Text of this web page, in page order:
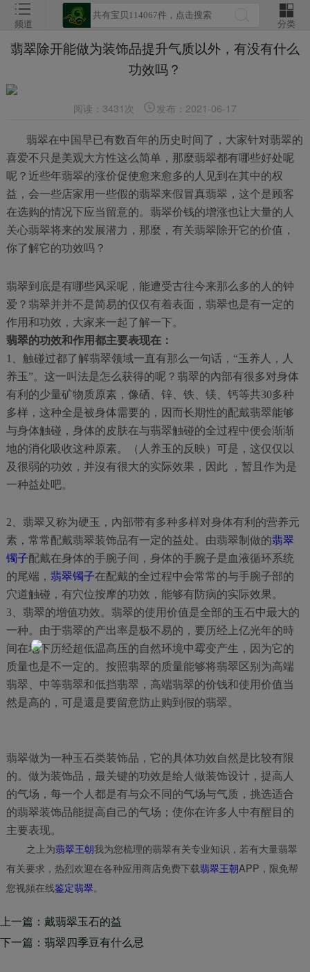
频道 分类
翡翠除开能做为装饰品提升气质以外，有没有什么
功效吗？
阅读：3431次 发布：2021-06-17
翡翠在中国早已有数百年的历史时间了，大家针对翡翠的
喜爱不只是美观大方性这么简单，那麼翡翠都有哪些好处呢
呢？近些年翡翠的涨价促使愈来愈多的人见到在其中的权
益，会一些店家用一些假的翡翠来假冒真翡翠，这个是顾客
在选购的情况下应当留意的。翡翠价钱的增涨也让大量的人
关心翡翠将来的发展潜力，那麼，有关翡翠除开它的价值，
你了解它的功效吗？
翡翠到底是有哪些风采呢，能遭受古往今来那么多的人的钟
爱？翡翠并并不是简易的仅仅有着表面，翡翠也是有一定的
作用和功效，大家来一起了解一下。
翡翠的功效和作用都主要表现在：
1、触碰过都了解翡翠领域一直有那么一句话，“玉养人，人
养玉”。这一叫法是怎么获得的呢？翡翠的內部有很多对身体
有利的少量矿物质原素，像硒、锌、铁、镁、钙等共30多种
多样，这种全是被身体需要的，因而长期性的配戴翡翠能够
与身体触碰，身体的皮肤在与翡翠触碰的全过程中便会渐渐
地的消化吸收这种原素。（人养玉的反映）可是，这仅仅以
及很弱的功效，并沒有很大的实际效果，因此 ，暂且作为是
一种益处吧。
2、翡翠又称为硬玉，內部带有多种多样对身体有利的营养元
素，常常配戴翡翠装饰品有一定的益处。由翡翠制做的翡翠
镯子配戴在身体的手腕子间，身体的手腕子是血液循环系统
的尾端， 翡翠镯子在配戴的全过程中会常常的与手腕子部的
穴道触碰，有穴位按摩的功效，能够有防病的实际效果。
3、翡翠的增值功效。翡翠的使用价值是全部的玉石中最大的
一种。由于翡翠的产出率是极不易的，要历经上亿光年的時
间在地下历经超低温髙压的自然环境中霉变产生，因为它的
质量也是不一定的。按照翡翠的质量能够将翡翠区别为高端
翡翠、中等翡翠和低挡翡翠，高端翡翠的价钱和使用价值当
然是高的，可是還是要留意防止购到假的翡翠。
翡翠做为一种玉石类装饰品，它的具体功效自然是比较有限
的。做为装饰品，最关键的功效是给人做装饰设计，提高人
的气场，每一个人都是有与众不同的气场与气质，挑选适合
的翡翠装饰品能提高自己的气场；使你在许多人中有醒目的
主要表现。
之上为翡翠王朝我为您梳理的翡翠有关专业知识，若有大量翡翠
有关要求，热烈欢迎在各种应用商店免费下载翡翠王朝APP，限免帮
您视頻在线鉴定翡翠。
上一篇：戴翡翠玉石的益
处，“人养玉”这句话一点不是那
下一篇：翡翠四季豆有什么忌